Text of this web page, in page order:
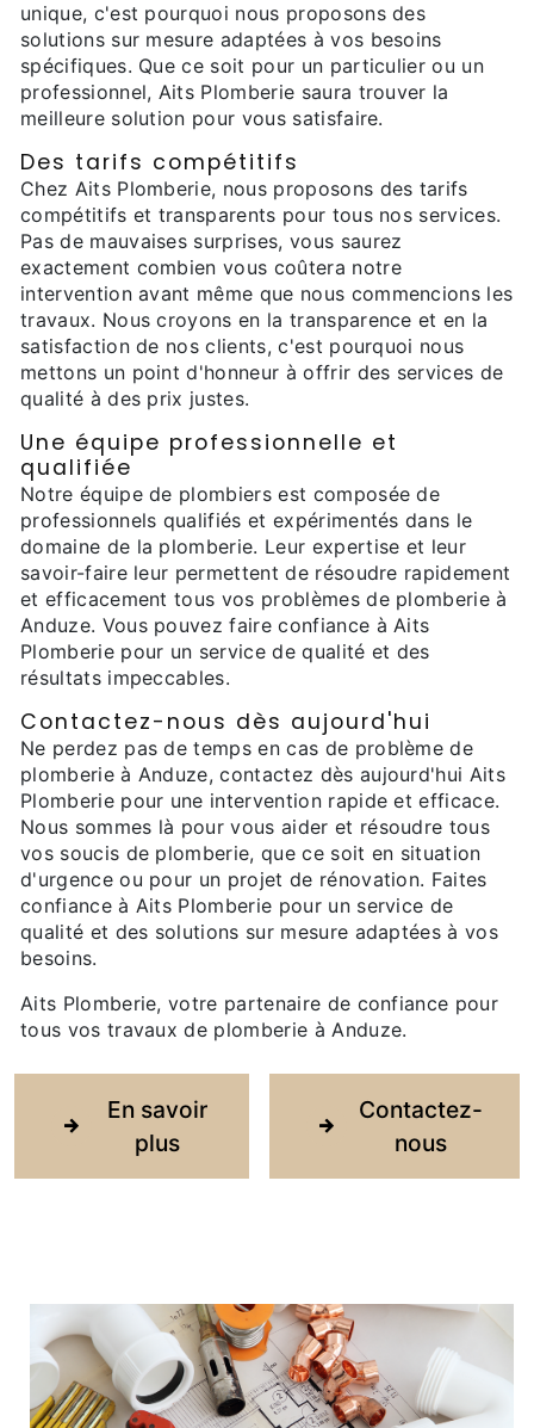
unique, c'est pourquoi nous proposons des
solutions sur mesure adaptées à vos besoins
spécifiques. Que ce soit pour un particulier ou un
professionnel, Aits Plomberie saura trouver la
meilleure solution pour vous satisfaire.
Des tarifs compétitifs
Chez Aits Plomberie, nous proposons des tarifs
compétitifs et transparents pour tous nos services.
Pas de mauvaises surprises, vous saurez
exactement combien vous coûtera notre
intervention avant même que nous commencions les
travaux. Nous croyons en la transparence et en la
satisfaction de nos clients, c'est pourquoi nous
mettons un point d'honneur à offrir des services de
qualité à des prix justes.
Une équipe professionnelle et
qualifiée
Notre équipe de plombiers est composée de
professionnels qualifiés et expérimentés dans le
domaine de la plomberie. Leur expertise et leur
savoir-faire leur permettent de résoudre rapidement
et efficacement tous vos problèmes de plomberie à
Anduze. Vous pouvez faire confiance à Aits
Plomberie pour un service de qualité et des
résultats impeccables.
Contactez-nous dès aujourd'hui
Ne perdez pas de temps en cas de problème de
plomberie à Anduze, contactez dès aujourd'hui Aits
Plomberie pour une intervention rapide et efficace.
Nous sommes là pour vous aider et résoudre tous
vos soucis de plomberie, que ce soit en situation
d'urgence ou pour un projet de rénovation. Faites
confiance à Aits Plomberie pour un service de
qualité et des solutions sur mesure adaptées à vos
besoins.
Aits Plomberie, votre partenaire de confiance pour
tous vos travaux de plomberie à Anduze.
En savoir
plus
Contactez-
nous